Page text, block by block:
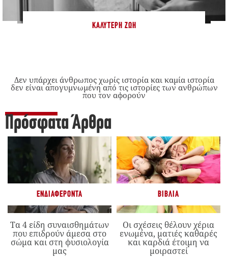
ΚΑΛΎΤΕΡΗ ΖΩΉ
Δεν υπάρχει άνθρωπος χωρίς ιστορία και καμία ιστορία
δεν είναι απογυμνωμένη από τις ιστορίες των ανθρώπων
που τον αφορούν
Πρόσφατα Άρθρα
ΕΝΔΙΑΦΈΡΟΝΤΑ
Τα 4 είδη συναισθημάτων
που επιδρούν άμεσα στο
σώμα και στη φυσιολογία
μας
ΒΙΒΛΊΑ
Οι σχέσεις θέλουν χέρια
ενωμένα, ματιές καθαρές
και καρδιά έτοιμη να
μοιραστεί